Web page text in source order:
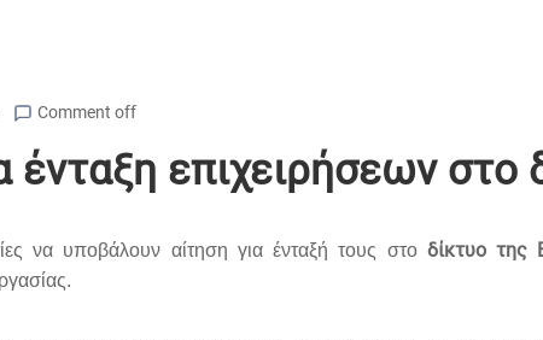
Comment off
ένταξη επιχειρήσεων στο
να υποβάλουν αίτηση για ένταξή τους στο δίκτυο της